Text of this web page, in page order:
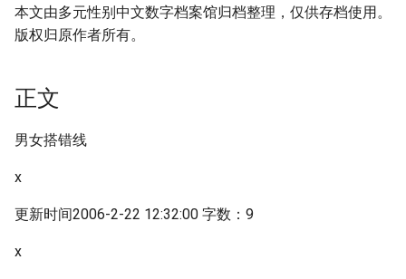
本文由多元性别中文数字档案馆归档整理，仅供存档使用。
版权归原作者所有。
正文
男女搭错线
x
更新时间2006-2-22 12:32:00 字数：9
x